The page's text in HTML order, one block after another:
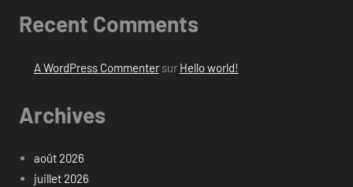
Recent Comments
A WordPress Commentersur Hello world!
Archives
août 2026
juillet 2026